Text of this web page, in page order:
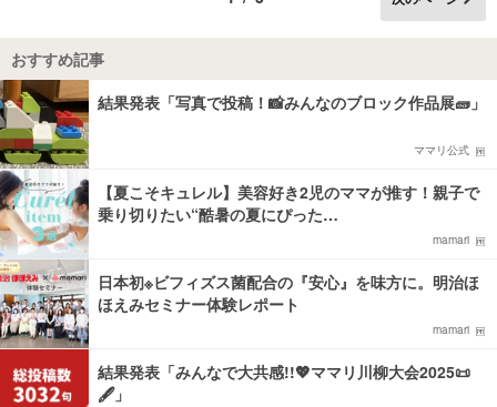
おすすめ記事
結果発表「写真で投稿！📸みんなのブロック作品展🧱」
ママリ公式
【夏こそキュレル】美容好き2児のママが推す！親子で
乗り切りたい“酷暑の夏にぴった…
mamari
日本初※ビフィズス菌配合の『安心』を味方に。明治ほ
ほえみセミナー体験レポート
mamari
結果発表「みんなで大共感!!💖ママリ川柳大会2025📜
🖋️」